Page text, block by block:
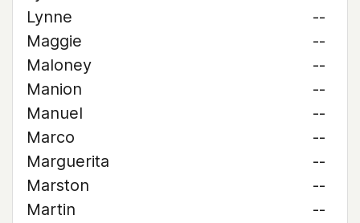
Lynne
--
Maggie
--
Maloney
--
Manion
--
Manuel
--
Marco
--
Marguerita
--
Marston
--
Martin
--